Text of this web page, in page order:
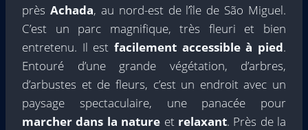
près Achada, au nord-est de l’île de São Miguel.
C’est un parc magnifique, très fleuri et bien
entretenu. Il est facilement accessible à pied.
Entouré d’une grande végétation, d’arbres,
d’arbustes et de fleurs, c’est un endroit avec un
paysage spectaculaire, une panacée pour
marcher dans la nature et relaxant. Près de la